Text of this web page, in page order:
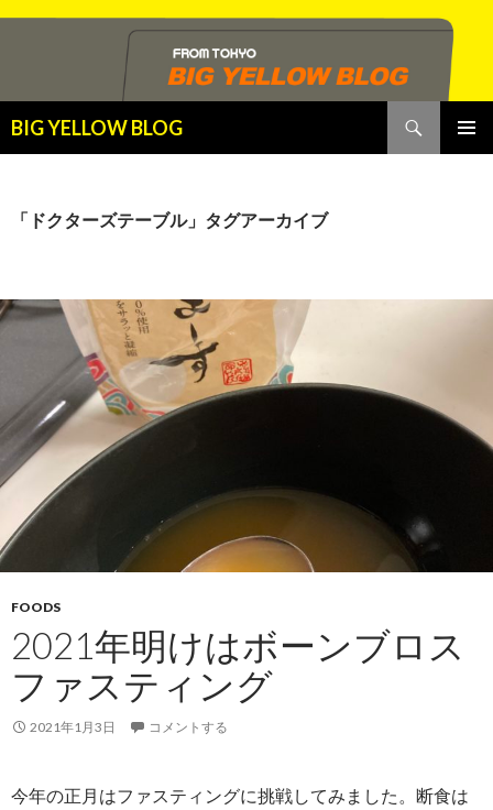
BIG YELLOW BLOG
索
ン
キ
「ドクターズテーブル」タグアーカイブ
FOODS
2021年明けはボーンブロス
ファスティング
2021年1月3日 コメントする
今年の正月はファスティングに挑戦してみました。断食は